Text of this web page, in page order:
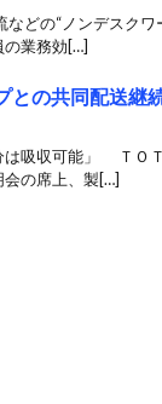
どの“ノンデスク
の業務効[…]
との共同配送継
は吸収可能」 ＴＯ
の席上、製[…]